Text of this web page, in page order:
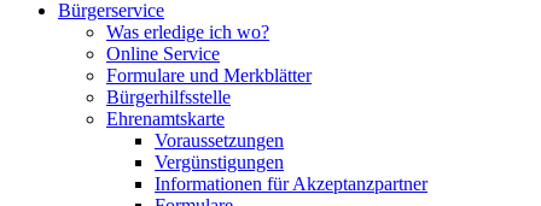
Bürgerservice
Was erledige ich wo?
Online Service
Formulare und Merkblätter
Bürgerhilfsstelle
Ehrenamtskarte
Voraussetzungen
Vergünstigungen
Informationen für Akzeptanzpartner